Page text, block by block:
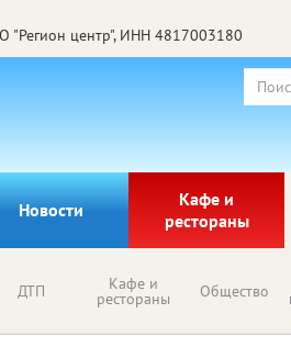
"Регион центр", ИНН 4817003180
Новости
Кафе и
рестораны
ДТП Кафе и
рестораны Общество